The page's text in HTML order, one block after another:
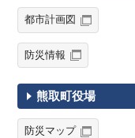
都市計画図
防災情報
熊取町役場
防災マップ